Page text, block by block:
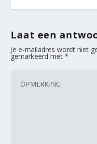
Laat een
Je e-mailadres wordt niet
gemarkeerd met*